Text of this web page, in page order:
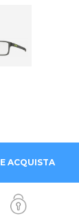
ACQUISTA